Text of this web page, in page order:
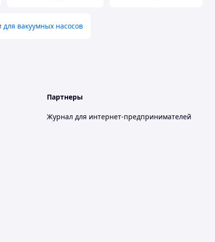
для вакуумных насосов
Партнеры
Журнал для интернет-предпринимателей